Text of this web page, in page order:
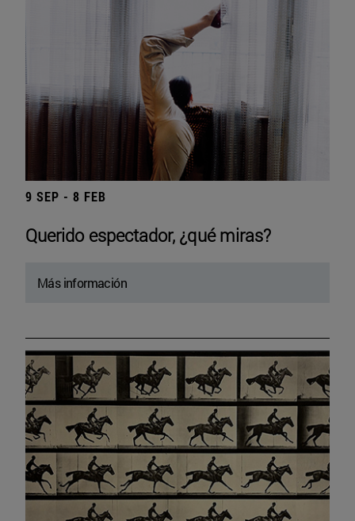
9 SEP - 8 FEB
Querido espectador, ¿qué miras?
Más información